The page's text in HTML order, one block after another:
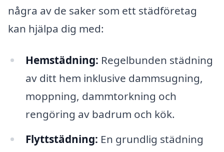
några av de saker som ett städföretag
kan hjälpa dig med:
Hemstädning: Regelbunden städning
av ditt hem inklusive dammsugning,
moppning, dammtorkning och
rengöring av badrum och kök.
Flyttstädning: En grundlig städning